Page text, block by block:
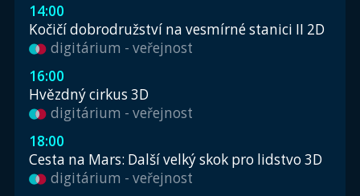
14:00
Kočičí dobrodružství na vesmírné stanici II 2D
digitárium - veřejnost
16:00
Hvězdný cirkus 3D
digitárium - veřejnost
18:00
Cesta na Mars: Další velký skok pro lidstvo 3D
digitárium - veřejnost